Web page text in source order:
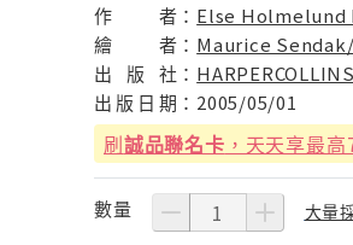
作 者： Else Holmelund
繪
者： Maurice
出
版 社：
出 版 日 期： 2005/05/01
刷誠品聯名卡 ，天天享最
數量 大量